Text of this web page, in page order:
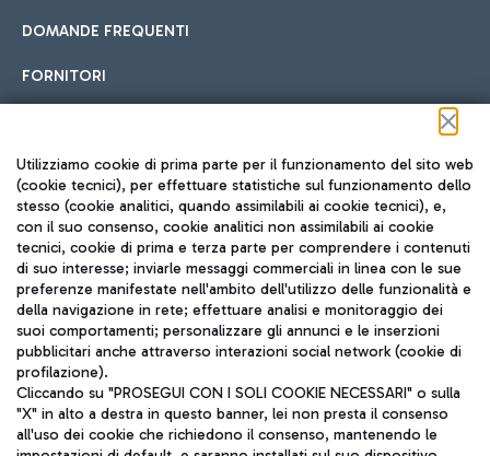
DOMANDE FREQUENTI
FORNITORI
Seguici sui social
TRAVEL JOURNAL
ITA
Utilizziamo cookie di prima parte per il funzionamento del sito web
(cookie tecnici), per effettuare statistiche sul funzionamento dello
stesso (cookie analitici, quando assimilabili ai cookie tecnici), e,
con il suo consenso, cookie analitici non assimilabili ai cookie
tecnici, cookie di prima e terza parte per comprendere i contenuti
di suo interesse; inviarle messaggi commerciali in linea con le sue
preferenze manifestate nell'ambito dell'utilizzo delle funzionalità e
della navigazione in rete; effettuare analisi e monitoraggio dei
suoi comportamenti; personalizzare gli annunci e le inserzioni
pubblicitari anche attraverso interazioni social network (cookie di
profilazione).
Cliccando su "PROSEGUI CON I SOLI COOKIE NECESSARI" o sulla
"X" in alto a destra in questo banner, lei non presta il consenso
all'uso dei cookie che richiedono il consenso, mantenendo le